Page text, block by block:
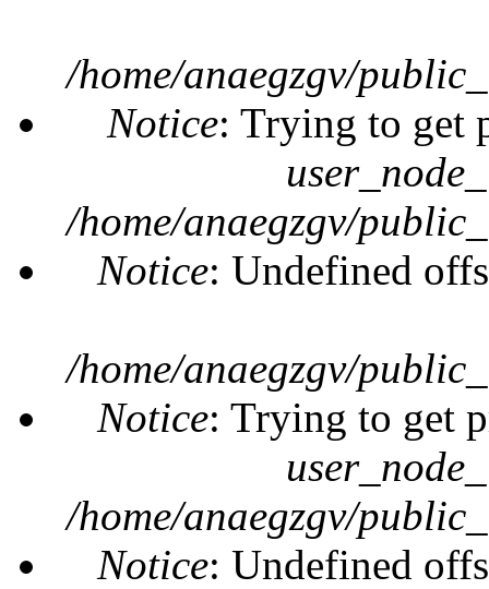
/home/anaegzgv/
Notice: Trying to get
/home/anaegzgv/
Notice: Undefined
/home/anaegzgv/
Notice: Trying to get
/home/anaegzgv/
Notice: Undefined